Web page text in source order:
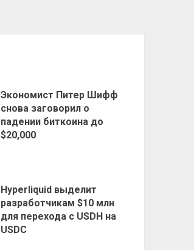
Экономист Питер Шифф
снова заговорил о
падении биткоина до
$20,000
Hyperliquid выделит
разработчикам $10 млн
для перехода с USDH на
USDC